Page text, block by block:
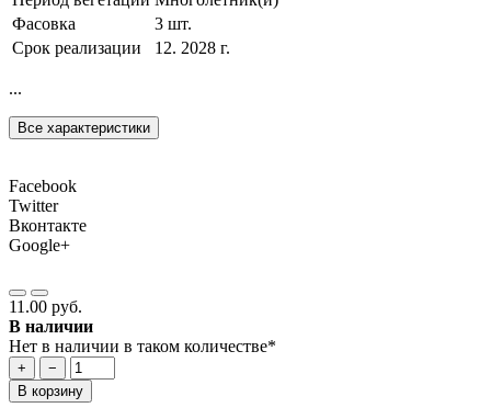
Фасовка
3 шт.
Срок реализации
12. 2028 г.
...
Все характеристики
Facebook
Twitter
Вконтакте
Google+
11.00 руб.
В наличии
Нет в наличии в таком количестве*
+
−
В корзину